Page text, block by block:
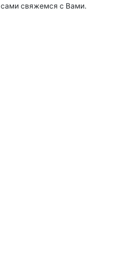
свяжемся с Вами.